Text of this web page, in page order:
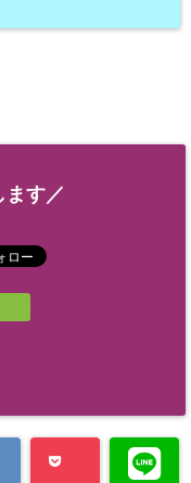
ます／